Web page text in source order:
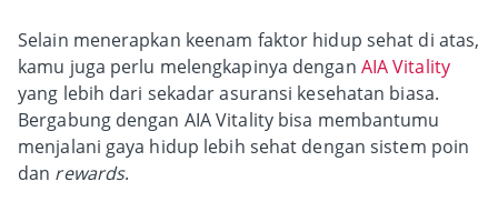
Selain menerapkan keenam faktor hidup sehat di atas,
kamu juga perlu melengkapinya dengan AIA Vitality
yang lebih dari sekadar asuransi kesehatan biasa.
Bergabung dengan AIA Vitality bisa membantumu
menjalani gaya hidup lebih sehat dengan sistem poin
dan rewards.